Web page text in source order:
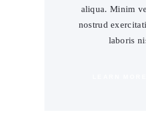
aliqua. Minim
nostrud
laboris